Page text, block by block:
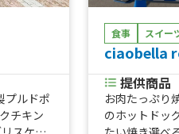
プルドポ
チキン
食事 スイー
ciaobella
提供商品
お肉たっぷり
のホットドッ